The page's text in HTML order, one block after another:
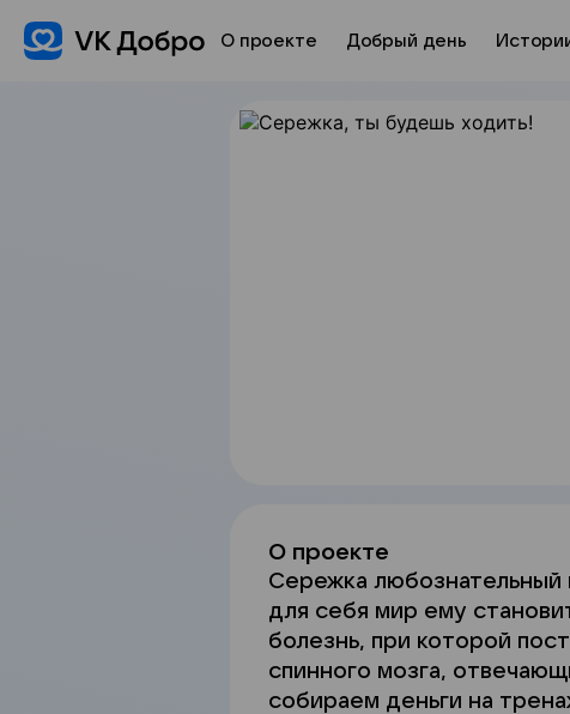
О проекте Добрый день
О проекте
Сережка любознательный
для себя мир ему
болезнь, при которой
спинного мозга,
собираем деньги на